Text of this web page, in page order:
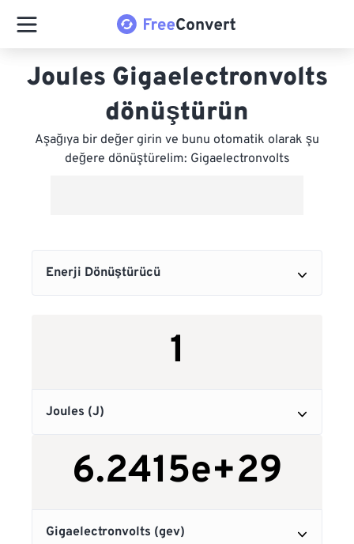
Joules Gigaelectronvolts
dönüştürün
Aşağıya bir değer girin ve bunu otomatik olarak şu
değere dönüştürelim: Gigaelectronvolts